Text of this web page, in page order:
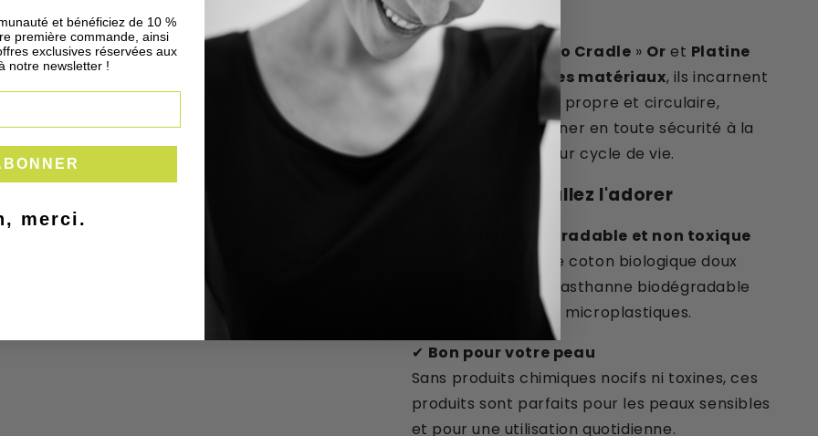
fonctionnel.
Certifiés «
Cradle to Cradle » Or et Platine
pour la sécurité des matériaux, ils incarnent
l'avenir d'une mode propre et circulaire,
conçus pour retourner en toute sécurité à la
nature à la fin de leur cycle de vie.
Pourquoi vous allez l'adorer
Durable, biodégradable et non toxique
Fabriqué à partir de coton biologique doux
pour la peau et d'élasthanne biodégradable
qui ne libère pas de microplastiques.
✔ Bon pour votre peau
Sans produits chimiques nocifs ni toxines, ces
produits sont parfaits pour les peaux sensibles
et pour une utilisation quotidienne.
et bénéficiez de 10 %
première commande, ainsi
exclusives réservées aux
notre newsletter !
merci.
A little note for our UK customers
team is taking a short summer break over the next two weeks, so UK
deliveries may be a little slower than usual.
for your patience and understanding. We are incredibly grateful for your
and will be back to our usual delivery times very soon.